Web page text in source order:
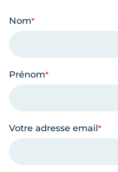
Nom
Prénom
Votre adresse email